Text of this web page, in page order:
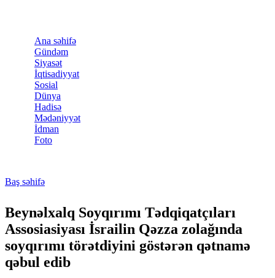
Ana səhifə
Gündəm
Siyasət
İqtisadiyyat
Sosial
Dünya
Hadisə
Mədəniyyət
İdman
Foto
Baş səhifə
Beynəlxalq Soyqırımı Tədqiqatçıları
Assosiasiyası İsrailin Qəzza zolağında
soyqırımı törətdiyini göstərən qətnamə
qəbul edib